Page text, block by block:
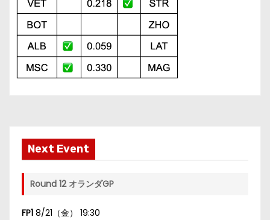
Next Event
Round 12 オランダGP
FP1 8/21（金） 19:30